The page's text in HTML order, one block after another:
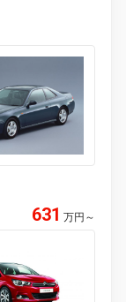
631 万円 ～